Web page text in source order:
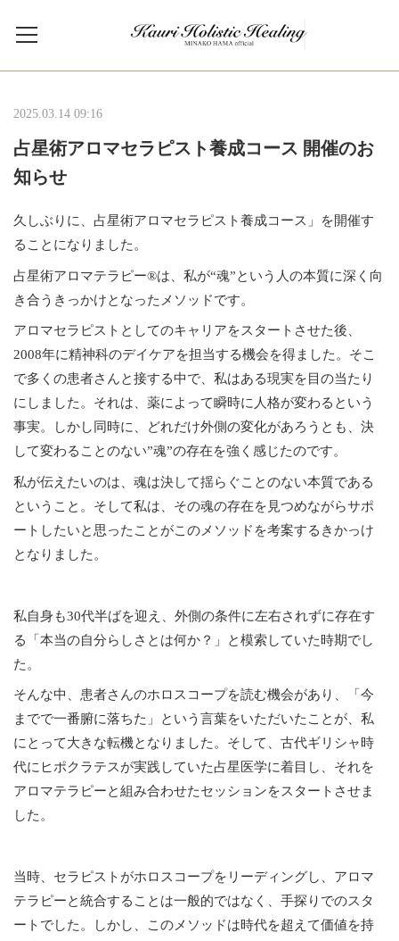
2025.03.14 09:16
占星術アロマセラピスト養成コース 開催のお
知らせ
久しぶりに、占星術アロマセラピスト養成コース」を開催す
ることになりました。
占星術アロマテラピー®は、私が“魂”という人の本質に深く向
き合うきっかけとなったメソッドです。
アロマセラピストとしてのキャリアをスタートさせた後、
2008年に精神科のデイケアを担当する機会を得ました。そこ
で多くの患者さんと接する中で、私はある現実を目の当たり
にしました。それは、薬によって瞬時に人格が変わるという
事実。しかし同時に、どれだけ外側の変化があろうとも、決
して変わることのない”魂”の存在を強く感じたのです。
私が伝えたいのは、魂は決して揺らぐことのない本質である
ということ。そして私は、その魂の存在を見つめながらサポ
ートしたいと思ったことがこのメソッドを考案するきかっけ
となりました。
私自身も30代半ばを迎え、外側の条件に左右されずに存在す
る「本当の自分らしさとは何か？」と模索していた時期でし
た。
そんな中、患者さんのホロスコープを読む機会があり、「今
までで一番腑に落ちた」という言葉をいただいたことが、私
にとって大きな転機となりました。そして、古代ギリシャ時
代にヒポクラテスが実践していた占星医学に着目し、それを
アロマテラピーと組み合わせたセッションをスタートさせま
した。
当時、セラピストがホロスコープをリーディングし、アロマ
テラピーと統合することは一般的ではなく、手探りでのスタ
ートでした。しかし、このメソッドは時代を超えて価値を持